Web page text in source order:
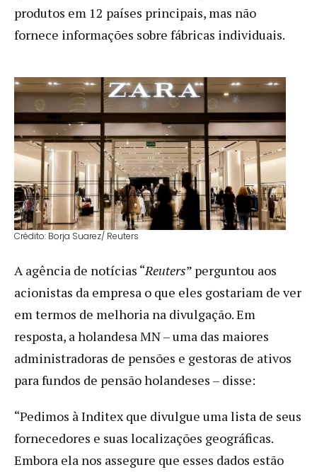
produtos em 12 países principais, mas não
fornece informações sobre fábricas individuais.
Crédito: Borja Suarez/ Reuters
A agência de notícias “Reuters” perguntou aos
acionistas da empresa o que eles gostariam de ver
em termos de melhoria na divulgação. Em
resposta, a holandesa MN – uma das maiores
administradoras de pensões e gestoras de ativos
para fundos de pensão holandeses – disse:
“Pedimos à Inditex que divulgue uma lista de seus
fornecedores e suas localizações geográficas.
Embora ela nos assegure que esses dados estão